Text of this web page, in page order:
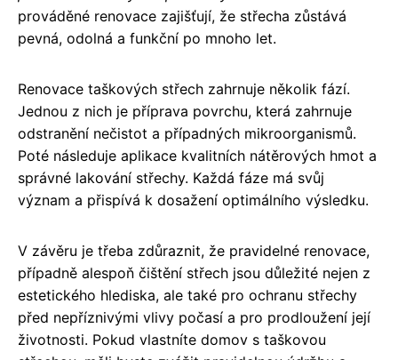
prováděné renovace zajišťují, že střecha zůstává
pevná, odolná a funkční po mnoho let.
Renovace taškových střech zahrnuje několik fází.
Jednou z nich je příprava povrchu, která zahrnuje
odstranění nečistot a případných mikroorganismů.
Poté následuje aplikace kvalitních nátěrových hmot a
správné lakování střechy. Každá fáze má svůj
význam a přispívá k dosažení optimálního výsledku.
V závěru je třeba zdůraznit, že pravidelné renovace,
případně alespoň čištění střech jsou důležité nejen z
estetického hlediska, ale také pro ochranu střechy
před nepříznivými vlivy počasí a pro prodloužení její
životnosti. Pokud vlastníte domov s taškovou